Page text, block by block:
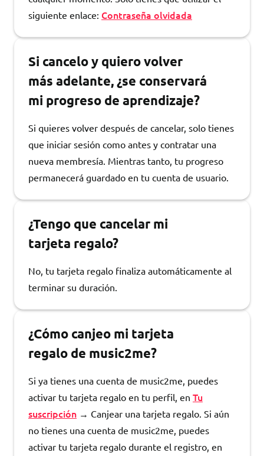
siguiente enlace: Contraseña olvidada
Si cancelo y quiero volver
más adelante, ¿se conservará
mi progreso de aprendizaje?
Si quieres volver después de cancelar, solo tienes
que iniciar sesión como antes y contratar una
nueva membresía. Mientras tanto, tu progreso
permanecerá guardado en tu cuenta de usuario.
¿Tengo que cancelar mi
tarjeta regalo?
No, tu tarjeta regalo finaliza automáticamente al
terminar su duración.
¿Cómo canjeo mi tarjeta
regalo de music2me?
Si ya tienes una cuenta de music2me, puedes
activar tu tarjeta regalo en tu perfil, en Tu
suscripción → Canjear una tarjeta regalo. Si aún
no tienes una cuenta de music2me, puedes
activar tu tarjeta regalo durante el registro, en